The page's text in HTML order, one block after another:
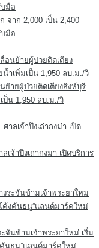
จาก 2,000 เป็น 2,400
มือ
ย้ายผู้ป่วยติดเตียงสิงห์บุรี
ป็น 1,950 ลบ.ม./วิ
จ้าปึงเถ่ากงม่า เปิดบริการ
จันข้ามเจ้าพระยาใหม่ เริ่ม
นธนู”แลนด์มาร์คใหม่